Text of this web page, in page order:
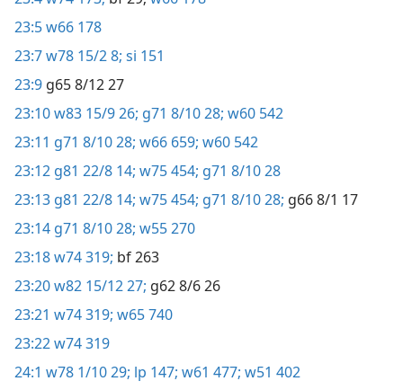
23:5w66 178
23:7w78 15/2 8; si 151
23:9 g65 8/12 27
23:10w83 15/9 26; g71 8/10 28; w60 542
23:11 g71 8/10 28; w66 659; w60 542
23:12 g81 22/8 14; w75 454; g71 8/10 28
23:13 g81 22/8 14; w75 454; g71 8/10 28; g66 8/1 17
23:14 g71 8/10 28; w55 270
23:18w74 319; bf 263
23:20w82 15/12 27; g62 8/6 26
23:21 w74 319; w65 740
23:22w74 319
24:1 w78 1/10 29; lp 147; w61 477; w51 402